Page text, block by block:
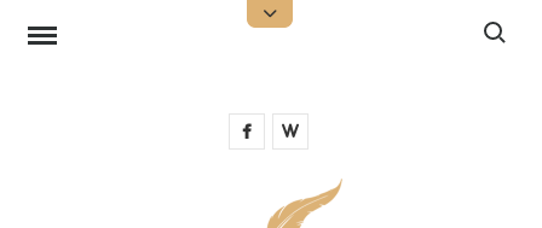
Открыть
Поиск:
FacebookWikipedia